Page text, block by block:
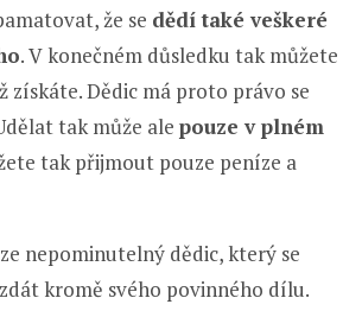
že se dědí také veškeré
. V konečném důsledku tak můžete
získáte. Dědic má proto právo se
tak může ale pouze v plném
tak přijmout pouze peníze a
nepominutelný dědic, který se
kromě svého povinného dílu.